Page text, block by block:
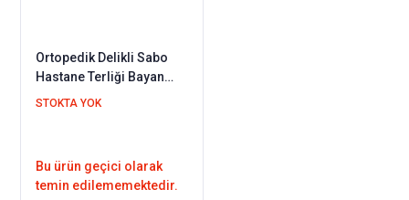
Ortopedik Delikli Sabo
Hastane Terliği Bayan
Kırmızı HD111K
STOKTA YOK
Bu ürün geçici olarak
temin edilememektedir.